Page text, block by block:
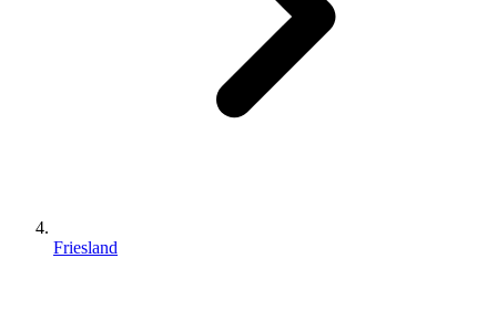
Friesland